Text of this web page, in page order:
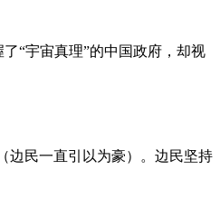
“宇宙真理”的中国政府，却视
边民一直引以为豪）。边民坚持